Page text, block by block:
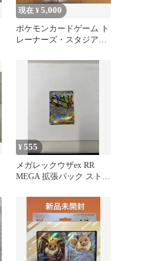
現在 ¥5,000
ポケモンカードゲーム ト
レーナーズ・スタジアム
¥555
メガレックウザex RR
MEGA 拡張パック ストー